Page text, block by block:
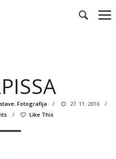
,Fotografija / 27. 11. 2016
/
/ Like This